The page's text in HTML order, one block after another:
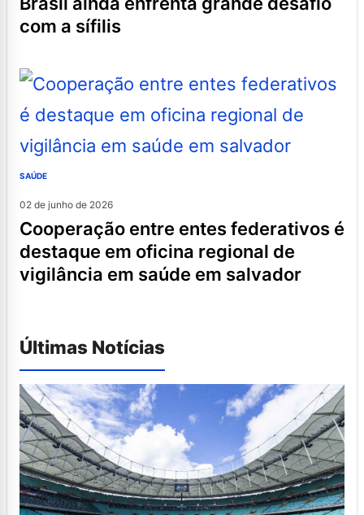
com a sífilis
SAÚDE
02 de junho de 2026
cooperação entre entes federativos é
destaque em oficina regional de
vigilância em saúde em salvador
Últimas Notícias